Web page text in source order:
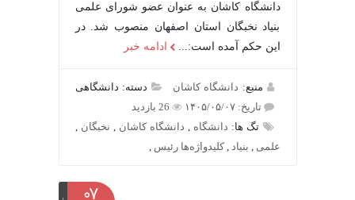
دانشگاه کاشان به عنوان عضو شورای علمی
بنیاد نخبگان استان اصفهان منصوب شد. در
این حکم آمده است:...
ادامه خبر
منبع:دانشگاه کاشان
دسته: دانشگاهی
تاریخ: ۱۴۰۵/۰۵/۰۷
26 بازدید
تگ ها: دانشگاه,دانشگاه کاشان ,نخبگان ,
بنیاد, کلیدواژه‌ها رئیس,